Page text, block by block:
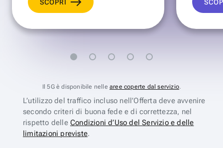
SCOPRI
Il 5G è disponibile nelle aree coperte dal servizio.
L’utilizzo del traffico incluso nell’Offerta deve avvenire
secondo criteri di buona fede e di correttezza, nel
rispetto delle Condizioni d’Uso del Servizio e delle
limitazioni previste.